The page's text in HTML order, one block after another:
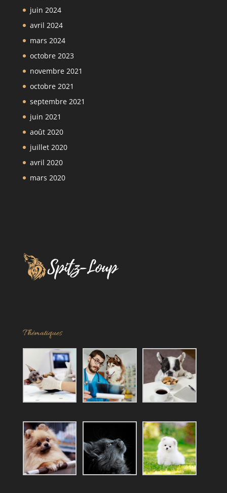
juin 2024
avril 2024
mars 2024
octobre 2023
novembre 2021
octobre 2021
septembre 2021
juin 2021
août 2020
juillet 2020
avril 2020
mars 2020
Thématiques